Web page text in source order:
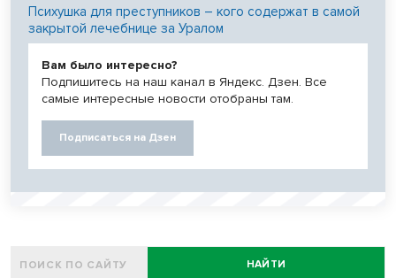
Психушка для преступников – кого содержат в самой
закрытой лечебнице за Уралом
Вам было интересно?
Подпишитесь на наш канал в Яндекс. Дзен. Все
самые интересные новости отобраны там.
Подписаться на Дзен
НАЙТИ